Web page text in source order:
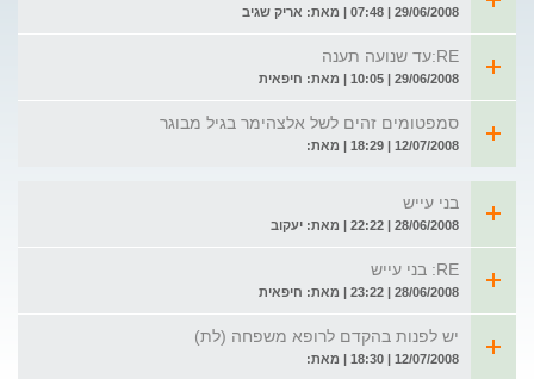
29/06/2008 | 07:48 | מאת: אריק שגיב
RE:עד שנועה תענה
29/06/2008 | 10:05 | מאת: חיפאית
סמפטומים זהים לשל אלצהימר בגיל מבוגר
12/07/2008 | 18:29 | מאת:
בני עייש
28/06/2008 | 22:22 | מאת: יעקוב
RE: בני עייש
28/06/2008 | 23:22 | מאת: חיפאית
יש לפנות בהקדם לרופא משפחה (לת)
12/07/2008 | 18:30 | מאת: